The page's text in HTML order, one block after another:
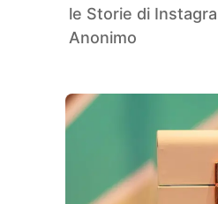
le Storie di
Anonimo